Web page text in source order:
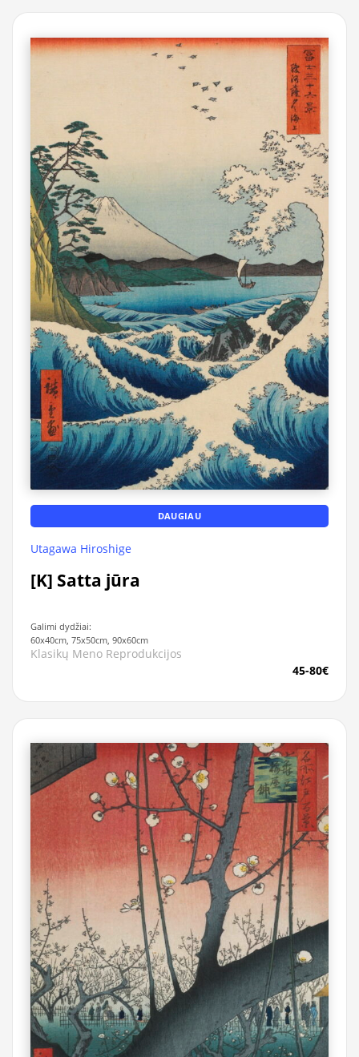
DAUGIAU
Utagawa Hiroshige
[K] Satta jūra
Galimi dydžiai:
60x40cm, 75x50cm, 90x60cm
Klasikų Meno Reprodukcijos
45-80€